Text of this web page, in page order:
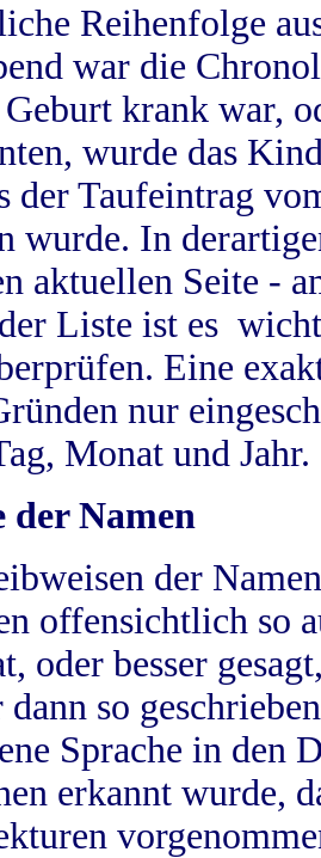
Reihenfolge
war die
krank war,
wurde das
der Taufeintrag
wurde. In
aktuellen Seite -
Liste ist es
Eine
nur
Monat und Jahr.
der Namen
der
offensichtlich so
oder besser
dann so
Sprache in
erkannt wurde,